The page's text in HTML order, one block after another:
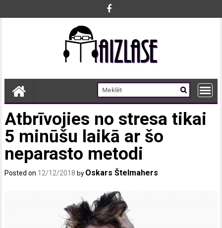
Atbrīvojies no stresa tikai
5 minūšu laikā ar šo
neparasto metodi
Posted on 12/12/2018 by Oskars Štelmahers